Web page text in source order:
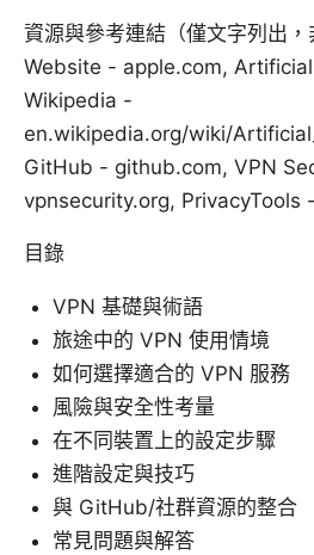
資源與參考連結（僅文字列出
Website - apple.com,
Wikipedia -
en.wikipedia.org/wiki/
GitHub - github.com, VPN
vpnsecurity.org, PrivacyTools
目錄
VPN 基礎與術語
旅途中的 VPN 使用情境
如何選擇適合的 VPN 服務
風險與安全性考量
在不同裝置上的設定步驟
進階設定與技巧
與 GitHub/社群資源的整合
常見問題與解答